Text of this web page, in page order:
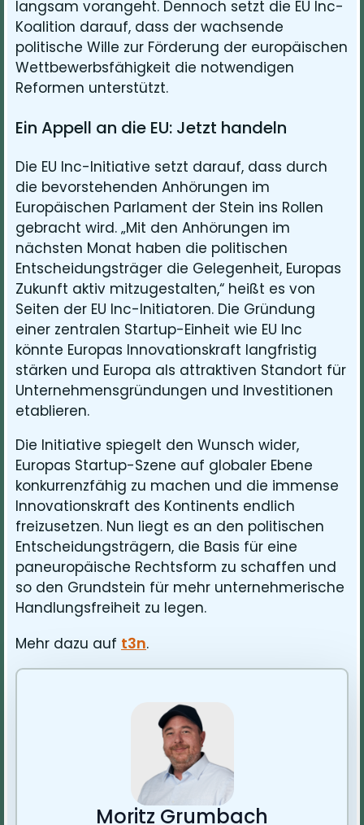
langsam vorangeht. Dennoch setzt die EU Inc-
Koalition darauf, dass der wachsende
politische Wille zur Förderung der europäischen
Wettbewerbsfähigkeit die notwendigen
Reformen unterstützt.
Ein Appell an die EU: Jetzt handeln
Die EU Inc-Initiative setzt darauf, dass durch
die bevorstehenden Anhörungen im
Europäischen Parlament der Stein ins Rollen
gebracht wird. „Mit den Anhörungen im
nächsten Monat haben die politischen
Entscheidungsträger die Gelegenheit, Europas
Zukunft aktiv mitzugestalten,“ heißt es von
Seiten der EU Inc-Initiatoren. Die Gründung
einer zentralen Startup-Einheit wie EU Inc
könnte Europas Innovationskraft langfristig
stärken und Europa als attraktiven Standort für
Unternehmensgründungen und Investitionen
etablieren.
Die Initiative spiegelt den Wunsch wider,
Europas Startup-Szene auf globaler Ebene
konkurrenzfähig zu machen und die immense
Innovationskraft des Kontinents endlich
freizusetzen. Nun liegt es an den politischen
Entscheidungsträgern, die Basis für eine
paneuropäische Rechtsform zu schaffen und
so den Grundstein für mehr unternehmerische
Handlungsfreiheit zu legen.
Mehr dazu auf t3n.
Moritz Grumbach